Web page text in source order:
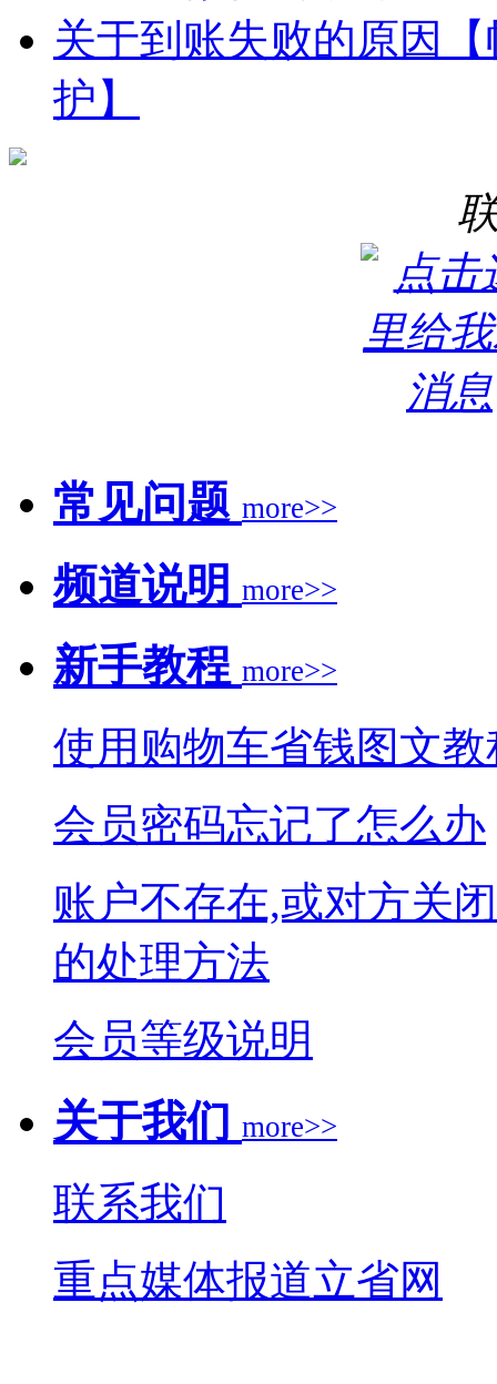
关于到账失败的原因
护】
常见问题 more>>
频道说明 more>>
新手教程 more>>
使用购物车省钱图文教
会员密码忘记了怎么办
账户不存在,或对方关
的处理方法
会员等级说明
关于我们 more>>
联系我们
重点媒体报道立省网